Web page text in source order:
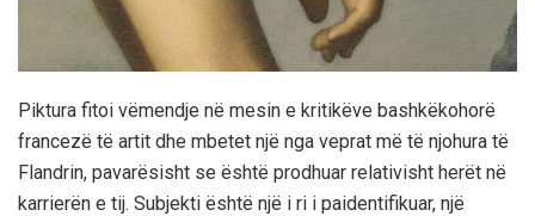
Piktura fitoi vëmendje në mesin e kritikëve bashkëkohorë
francezë të artit dhe mbetet një nga veprat më të njohura të
Flandrin, pavarësisht se është prodhuar relativisht herët në
karrierën e tij. Subjekti është një i ri i paidentifikuar, një